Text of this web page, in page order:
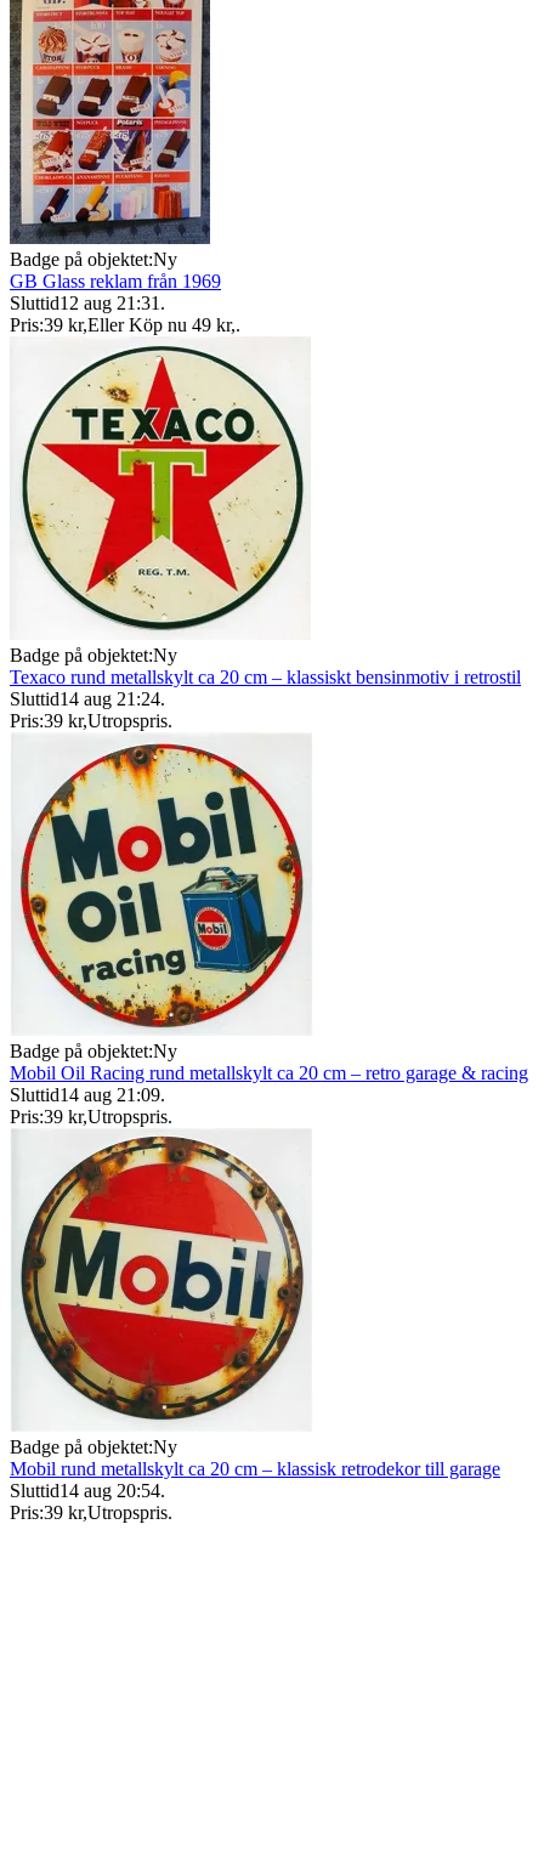
Badge på objektet:Ny
GB Glass reklam från 1969
Sluttid12 aug 21:31 .
Pris:39 kr,Eller Köp nu 49 kr,.
Badge på objektet:Ny
Texaco rund metallskylt ca 20 cm – klassiskt bensinmotiv i retrostil
Sluttid14 aug 21:24.
Pris:39 kr,Utropspris.
Badge på objektet:Ny
Mobil Oil Racing rund metallskylt ca 20 cm – retro garage & racing
Sluttid14 aug 21:09.
Pris:39 kr,Utropspris.
Badge på objektet:Ny
Mobil rund metallskylt ca 20 cm – klassisk retrodekor till garage
Sluttid14 aug 20:54.
Pris:39 kr,Utropspris.